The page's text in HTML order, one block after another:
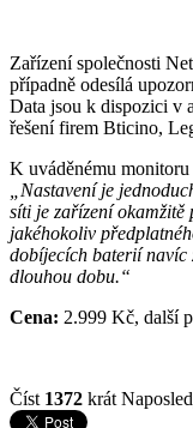
Zařízení společnosti
případně odesílá
Data jsou k dispozici v
řešení firem Bticino,
K uváděnému
„Nastavení je
síti je zařízení okamžitě
jakéhokoliv
dobíjecích baterií navíc
dlouhou dobu.“
Cena: 2.999 Kč, další
Číst 1372 krát